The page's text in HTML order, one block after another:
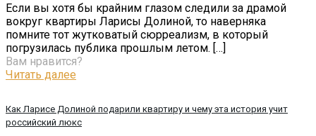
Как Ларисе Долиной подарили квартиру и чему эта история учит
российский люкс
Если вы хотя бы крайним глазом следили за драмой
вокруг квартиры Ларисы Долиной, то наверняка
помните тот жутковатый сюрреализм, в который
погрузилась публика прошлым летом. […]
Вам нравится?
Читать далее